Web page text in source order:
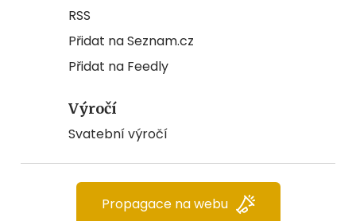
RSS
Přidat na Seznam.cz
Přidat na Feedly
Výročí
Svatební výročí
Propagace na webu